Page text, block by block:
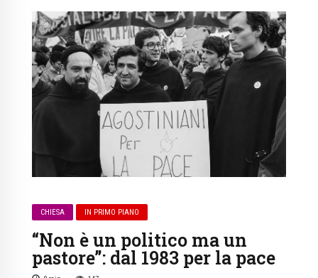
CHIESA IN PRIMO PIANO
“Non è un politico ma un
pastore”: dal 1983 per la pace